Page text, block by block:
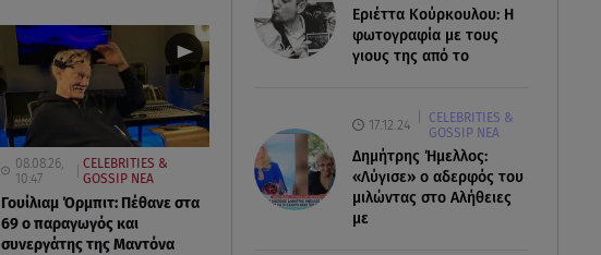
Εριέττα Κούρκουλου: Η
φωτογραφία με τους
γιους της από το
17.12.24
CELEBRITIES &
GOSSIP ΝΕΑ
Δημήτρης Ήμελλος:
«Λύγισε» ο αδερφός του
μιλώντας στο Αλήθειες
με
08.08.26,
10:47
CELEBRITIES &
GOSSIP ΝΕΑ
Γουίλιαμ Όρμπιτ: Πέθανε στα
69 ο παραγωγός και
συνεργάτης της Μαντόνα